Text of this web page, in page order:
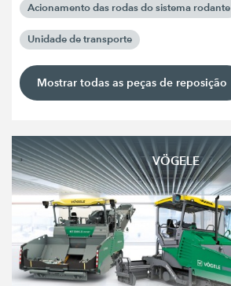
Acionamento das rodas do sistema rodante
Unidade de transporte
Mostrar todas as peças de reposição
VÖGELE